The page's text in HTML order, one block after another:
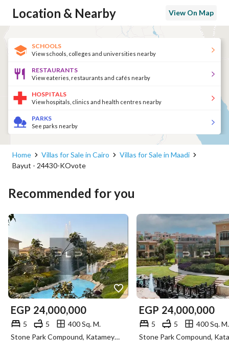
Location & Nearby View On Map
SCHOOLS
View schools, colleges and universities nearby
RESTAURANTS
View eateries, restaurants and cafés nearby
HOSPITALS
View hospitals, clinics and health centres nearby
PARKS
See parks nearby
Home Villas for Sale in Cairo
Villas for Sale in Maadi
Bayut - 24430-KOvote
Recommended for you
EGP 24,000,000
5 5
400 Sq. M.
Stone Park Compound, Katameya, Cairo
EGP 24,000,000
5 5 400 Sq. M.